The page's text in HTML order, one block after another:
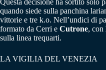
quando siede sulla panchina
vittorie e tre k.o. Nell’undici di
formato da Cerri e Cutrone, con
sulla linea trequarti.
LA VIGILIA DEL VENEZIA